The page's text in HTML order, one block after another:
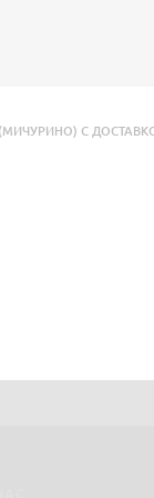
(МИЧУРИНО) С